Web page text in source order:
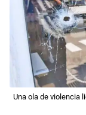
Una ola de violencia